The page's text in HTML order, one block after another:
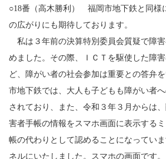
○18番（高木勝利） 福岡市地下鉄と同様
の広がりにも期待しております。
私は３年前の決算特別委員会質疑で障
めました。その際、ＩＣＴを駆使した障
ど、障がい者の社会参加は重要との答弁
市地下鉄では、大人も子どもも障がい者
されており、また、令和３年３月からは
害者手帳の情報をスマホ画面に表示する
帳の代わりとして認めることになってい
ネルにいたしました。スマホの画面です